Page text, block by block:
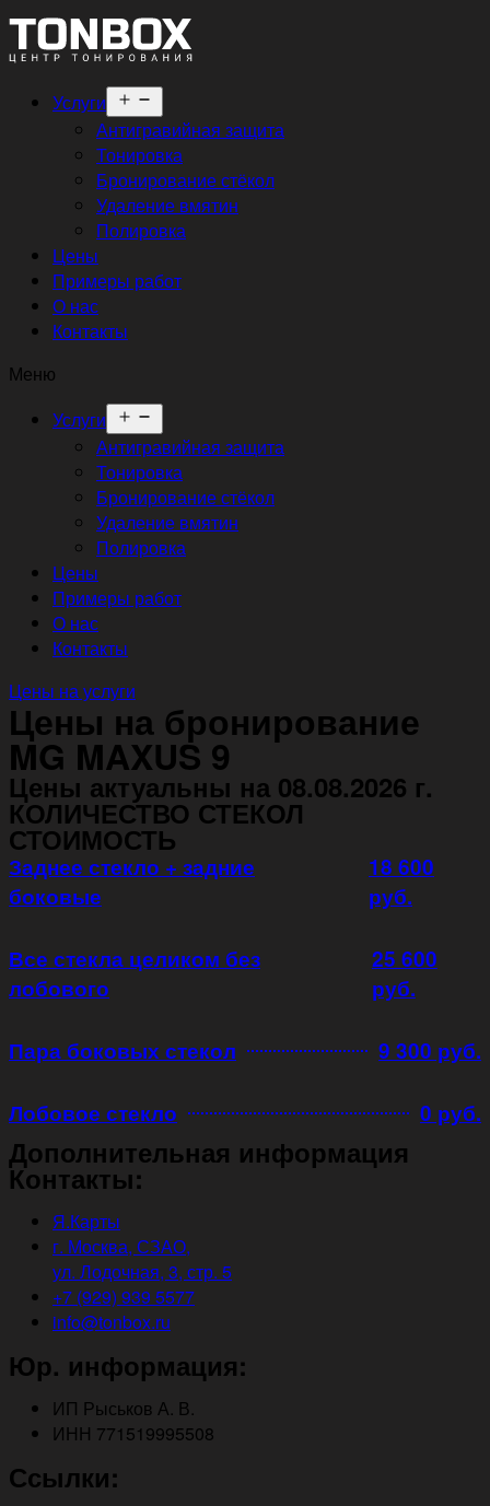
Услуги
меню
Антигравийная защита
Тонировка
Бронирование стёкол
Удаление вмятин
Полировка
Цены
Примеры работ
О нас
Контакты
Меню
Услуги
меню
Антигравийная защита
Тонировка
Бронирование стёкол
Удаление вмятин
Полировка
Цены
Примеры работ
О нас
Контакты
Цены на услуги
Цены на бронирование
MG MAXUS 9
Цены актуальны на 08.08.2026 г.
КОЛИЧЕСТВО СТЕКОЛ
СТОИМОСТЬ
Заднее стекло + задние
боковые
18 600
руб.
Все стекла целиком без
лобового
25 600
руб.
Пара боковых стекол 9 300 руб.
Лобовое стекло 0 руб.
Дополнительная информация
Контакты:
Я.Карты
г. Москва, СЗАО,
ул. Лодочная, 3, стр. 5
+7 (929) 939 5577
info@tonbox.ru
Юр. информация:
ИП Рыськов А. В.
ИНН 771519995508
Ссылки: